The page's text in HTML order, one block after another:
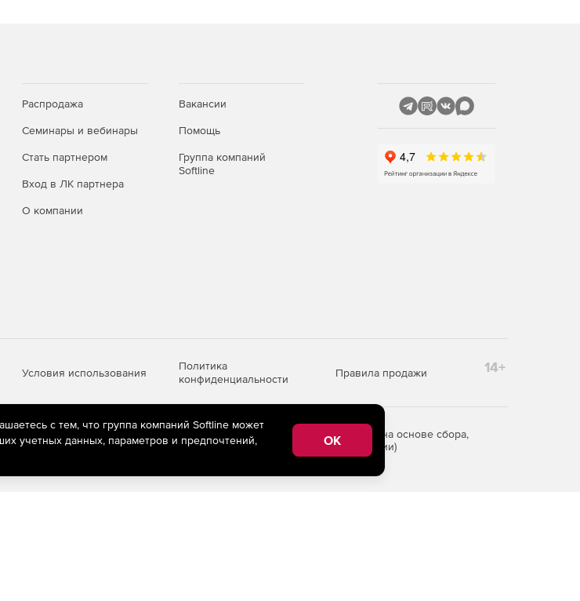
Распродажа
Семинары и вебинары
Стать партнером
Вход в ЛК партнера
О компании
Вакансии
Помощь
Группа компаний
Softline
Условия использования
Политика
конфиденциальности
Правила продажи 14+
(информационные технологии предоставления информации на основе сбора,
сети «Интернет», находящихся на территории Российской Федерации)
с тем, что группа компаний Softline может
учетных данных, параметров и предпочтений,
OK